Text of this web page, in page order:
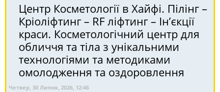
Центр Косметології в Хайфі. Пілінг –
Кріоліфтинг – RF ліфтинг – Ін’єкції
краси. Косметологічний центр для
обличчя та тіла з унікальними
технологіями та методиками
омолодження та оздоровлення
Четвер, 30 Липня, 2026, 12:46